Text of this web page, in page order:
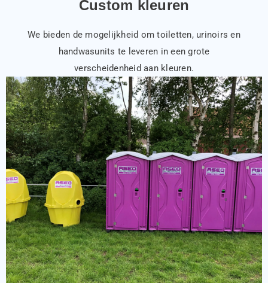
Custom kleuren
We bieden de mogelijkheid om toiletten, urinoirs en
handwasunits te leveren in een grote
verscheidenheid aan kleuren.